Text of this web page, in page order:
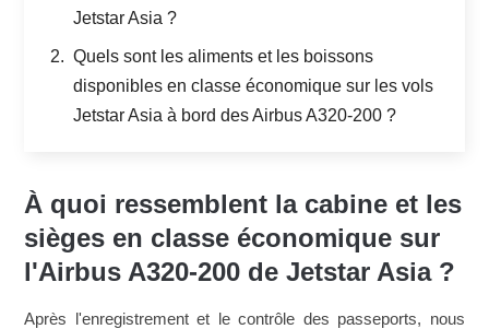
Jetstar Asia ?
Quels sont les aliments et les boissons
disponibles en classe économique sur les vols
Jetstar Asia à bord des Airbus A320-200 ?
À quoi ressemblent la cabine et les
sièges en classe économique sur
l'Airbus A320-200 de Jetstar Asia ?
Après l'enregistrement et le contrôle des passeports, nous